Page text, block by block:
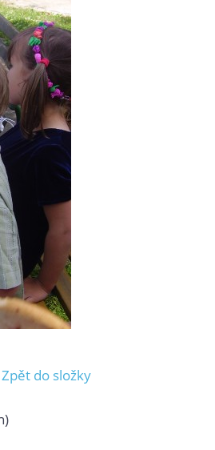
Zpět do složky